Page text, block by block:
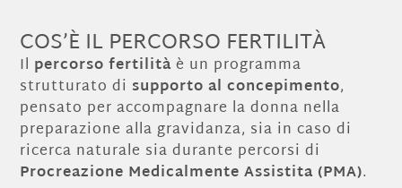
COS’È IL PERCORSO FERTILITÀ
Il percorso fertilità è un programma
strutturato di supporto al concepimento,
pensato per accompagnare la donna nella
preparazione alla gravidanza, sia in caso di
ricerca naturale sia durante percorsi di
Procreazione Medicalmente Assistita (PMA).